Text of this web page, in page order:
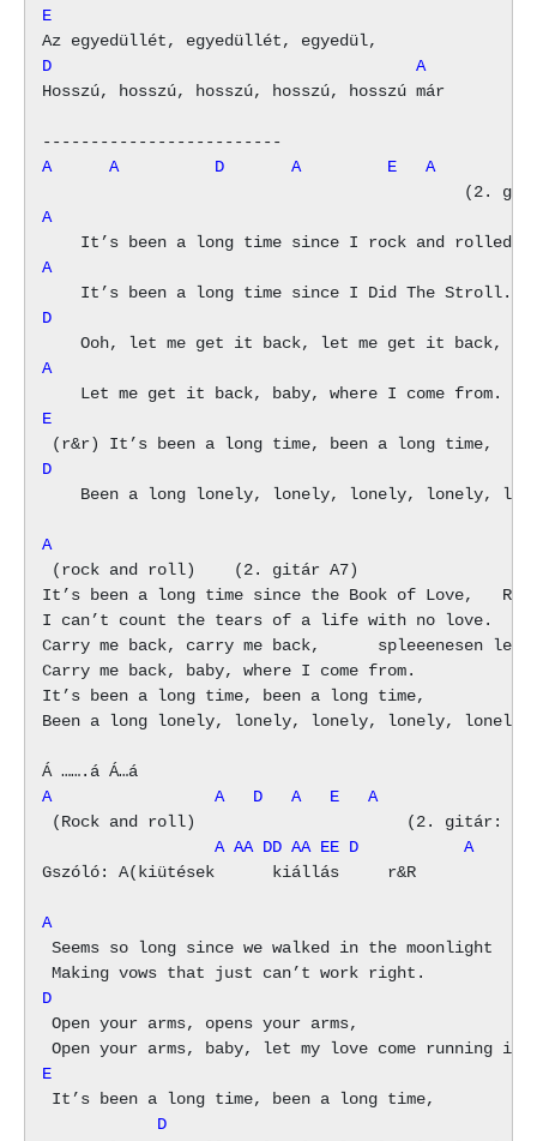
E
D                                      A
Hosszú, hosszú, hosszú, hosszú, hosszú már
A      A          D       A         E   A
A
A
D
A
E
D
Been a long lonely, lonely, lonely, lonely,
A
(rock and roll)    (2. gitár A7)
It’s been a long time since the Book of Love,
I can’t count the tears of a life with no love.
Carry me back, carry me back,      spleeenesen
Carry me back, baby, where I come from.
It’s been a long time, been a long time,
Been a long lonely, lonely, lonely, lonely, lonely
A                 A   D   A   E   A
                  A AA DD AA EE D           A
Gszóló: A(kiütések      kiállás     r&R
A
Seems so long since we walked in the moonlight
D
Open your arms, opens your arms,
E
D